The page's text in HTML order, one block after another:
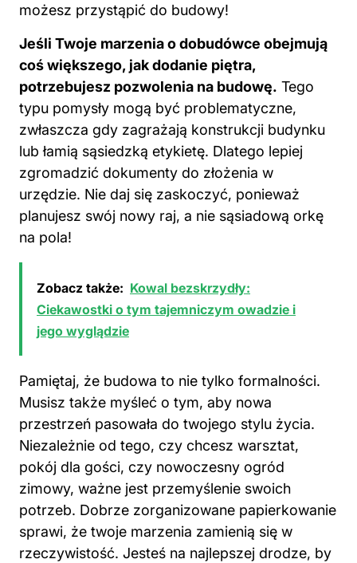
możesz przystąpić do budowy!
Jeśli Twoje marzenia o dobudówce obejmują
coś większego, jak dodanie piętra,
potrzebujesz pozwolenia na budowę. Tego
typu pomysły mogą być problematyczne,
zwłaszcza gdy zagrażają konstrukcji budynku
lub łamią sąsiedzką etykietę. Dlatego lepiej
zgromadzić dokumenty do złożenia w
urzędzie. Nie daj się zaskoczyć, ponieważ
planujesz swój nowy raj, a nie sąsiadową orkę
na pola!
Zobacz także: Kowal bezskrzydły:
Ciekawostki o tym tajemniczym owadzie i
jego wyglądzie
Pamiętaj, że budowa to nie tylko formalności.
Musisz także myśleć o tym, aby nowa
przestrzeń pasowała do twojego stylu życia.
Niezależnie od tego, czy chcesz warsztat,
pokój dla gości, czy nowoczesny ogród
zimowy, ważne jest przemyślenie swoich
potrzeb. Dobrze zorganizowane papierkowanie
sprawi, że twoje marzenia zamienią się w
rzeczywistość. Jesteś na najlepszej drodze, by